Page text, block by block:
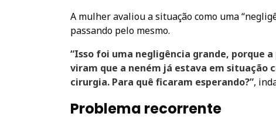
A mulher avaliou a situação como uma
passando pelo mesmo.
“Isso foi uma negligência grande, porque
viram que a neném já estava em situação
cirurgia. Para quê ficaram esperando?”,
Problema recorrente